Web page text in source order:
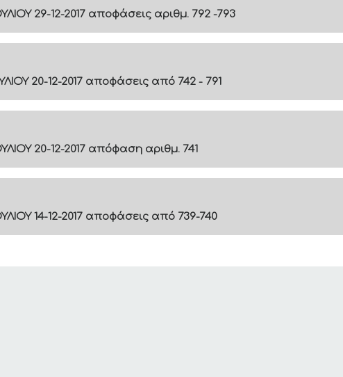
29-12-2017 αποφάσεις αριθμ. 792 -793
20-12-2017 αποφάσεις από 742 - 791
20-12-2017 απόφαση αριθμ. 741
14-12-2017 αποφάσεις από 739-740